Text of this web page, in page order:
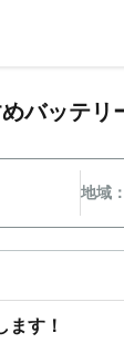
バッテリ
地域
す！